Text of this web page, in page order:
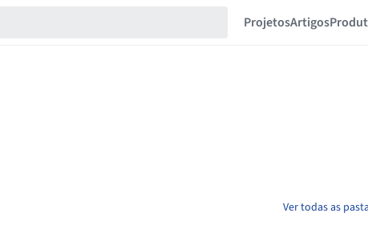
ProjetosArtigos
Ver todas as